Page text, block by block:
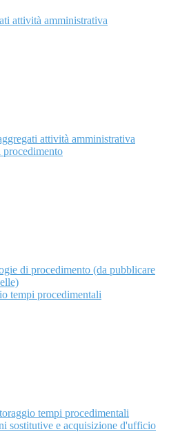
attività amministrativa
attività amministrativa
di procedimento (da pubblicare
tempi procedimentali
tempi procedimentali
sostitutive e acquisizione d'ufficio